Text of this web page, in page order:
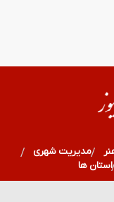
مدیریت شهری
استان ها